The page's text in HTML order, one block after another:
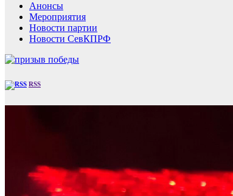
Анонсы
Мероприятия
Новости партии
Новости СевКПРФ
RSS